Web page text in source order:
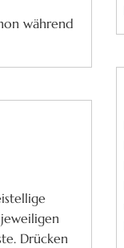
während
Drücken